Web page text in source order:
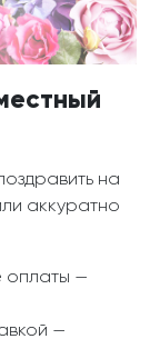
на
аккуратно
оплаты —
—